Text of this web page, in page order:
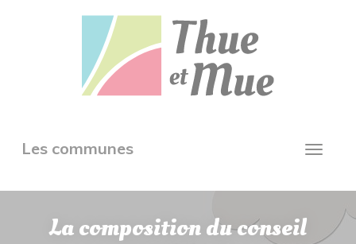
Toggle
Les communes
La composition du conseil
Panneau de gestion des cookies